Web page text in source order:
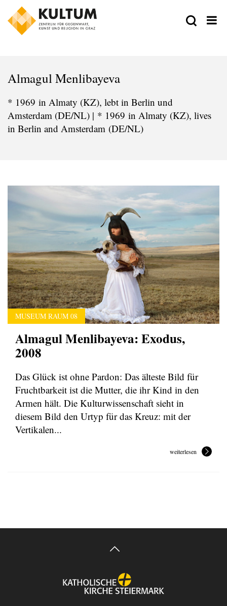
Almagul Menlibayeva
* 1969 in Almaty (KZ), lebt in Berlin und
Amsterdam (DE/NL) | * 1969 in Almaty (KZ), lives
in Berlin and Amsterdam (DE/NL)
MUSEUM RAUM 08
Almagul Menlibayeva: Exodus,
2008
Das Glück ist ohne Pardon: Das älteste Bild für
Fruchtbarkeit ist die Mutter, die ihr Kind in den
Armen hält. Die Kulturwissenschaft sieht in
diesem Bild den Urtyp für das Kreuz: mit der
Vertikalen...
weiterlesen